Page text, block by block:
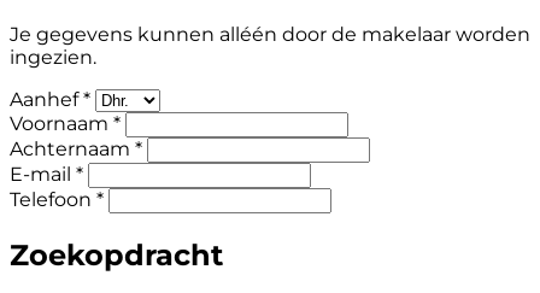
Je gegevens kunnen alléén door de makelaar worden
ingezien.
Aanhef *
Voornaam *
Achternaam *
E-mail *
Telefoon *
Zoekopdracht